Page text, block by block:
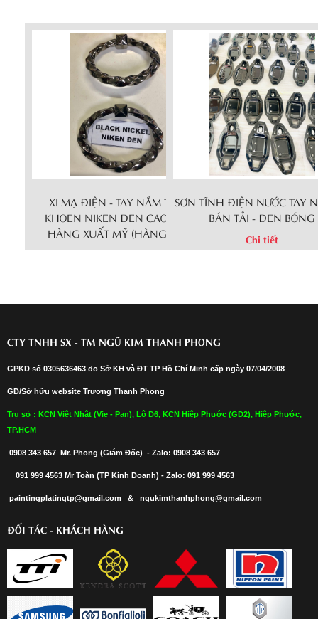
XI MẠ ĐIỆN - TAY NẮM THAU
KHOEN NIKEN ĐEN CAO CẤP -
HÀNG XUẤT MỸ (HÀNG BÁN)
Chi tiết
SƠN TĨNH ĐIỆN NƯỚC TAY
BÁN TẢI - ĐEN BÓNG
Chi tiết
CTY TNHH SX - TM NGŨ KIM THANH PHONG
GPKD số 0305636463 do Sở KH và ĐT TP Hồ Chí Minh cấp ngày 07/04/2008
GĐ/Sở hữu website Trương Thanh Phong
Trụ sở : KCN Việt Nhật (Vie - Pan), Lô D6, KCN Hiệp Phước (GD2), Hiệp Phước,
TP.HCM
0908 343 657 Mr. Phong (Giám Đốc) - Zalo: 0908 343 657
091 999 4563 Mr Toàn (TP Kinh Doanh) - Zalo: 091 999 4563
paintingplatingtp@gmail.com & ngukimthanhphong@gmail.com
ĐỐI TÁC - KHÁCH HÀNG